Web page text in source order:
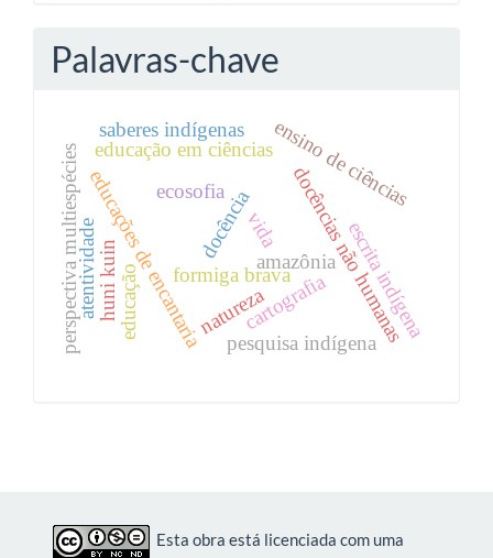
Palavras-chave
formiga brava
amazônia
educações de encantaria docências não humanas
educação
perspectiva multiespécies docênciavida
educação em ciênciasensino de ciências
ecosofia
cartografia
pesquisa indígena
escrita indígena
huni kuin
atentividade natureza
saberes indígenas
Esta obra está licenciada com uma